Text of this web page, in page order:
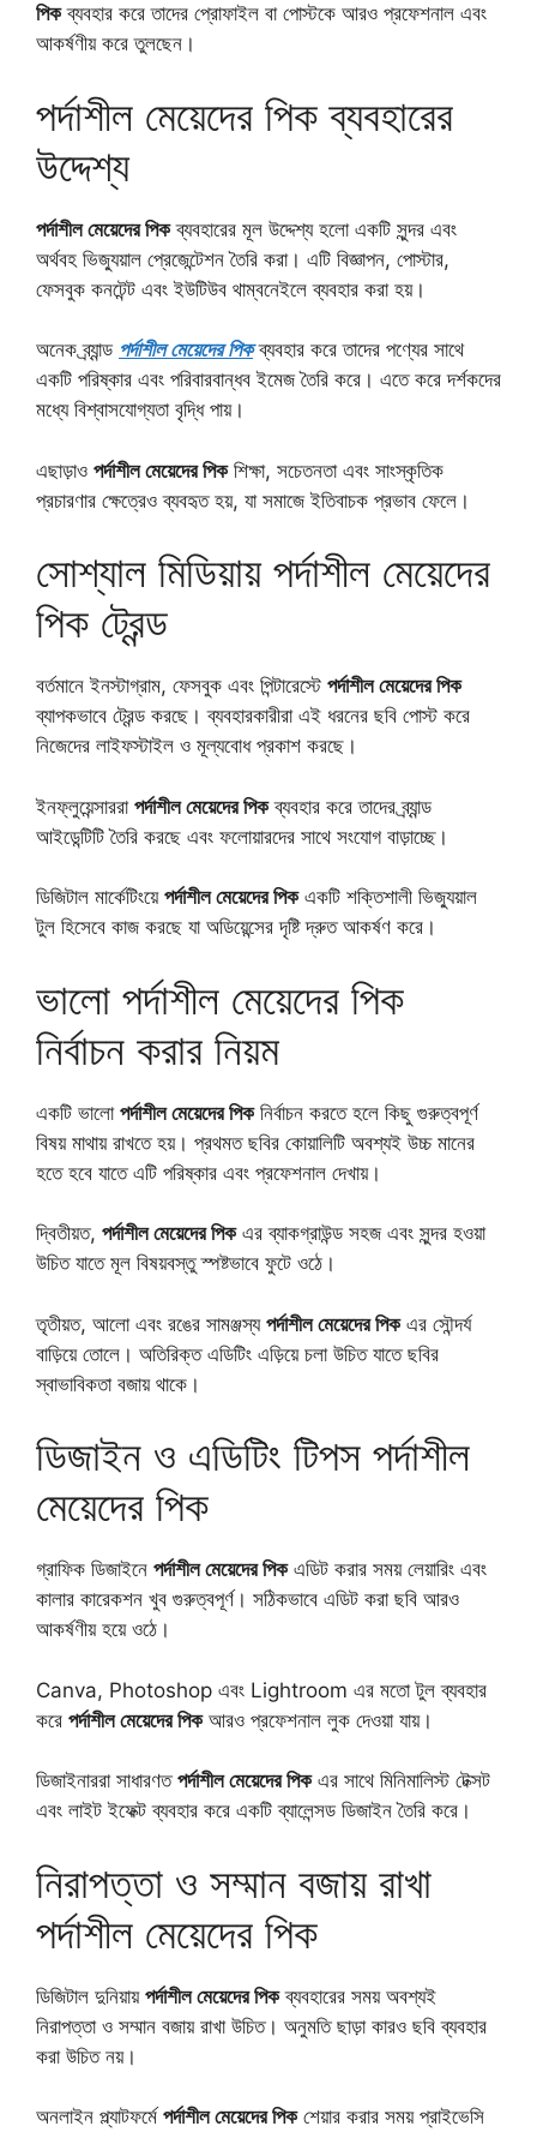
পিকব্যবহার করে তাদের প্রোফাইল বা পোস্টকে আরও প্রফেশনাল এবং
আকর্ষণীয় করে তুলছেন।
পর্দাশীল মেয়েদের পিক ব্যবহারের
উদ্দেশ্য
পর্দাশীল মেয়েদের পিকব্যবহারের মূল উদ্দেশ্য হলো একটি সুন্দর এবং
অর্থবহ ভিজ্যুয়াল প্রেজেন্টেশন তৈরি করা। এটি বিজ্ঞাপন, পোস্টার,
ফেসবুক কনটেন্ট এবং ইউটিউব থাম্বনেইলে ব্যবহার করা হয়।
অনেক ব্র্যান্ড পর্দাশীল মেয়েদের পিকব্যবহার করে তাদের পণ্যের সাথে
একটি পরিষ্কার এবং পরিবারবান্ধব ইমেজ তৈরি করে। এতে করে দর্শকদের
মধ্যে বিশ্বাসযোগ্যতা বৃদ্ধি পায়।
এছাড়াও পর্দাশীল মেয়েদের পিকশিক্ষা, সচেতনতা এবং সাংস্কৃতিক
প্রচারণার ক্ষেত্রেও ব্যবহৃত হয়, যা সমাজে ইতিবাচক প্রভাব ফেলে।
সোশ্যাল মিডিয়ায় পর্দাশীল মেয়েদের
পিক ট্রেন্ড
বর্তমানে ইনস্টাগ্রাম, ফেসবুক এবং পিন্টারেস্টে পর্দাশীল মেয়েদের পিক
ব্যাপকভাবে ট্রেন্ড করছে। ব্যবহারকারীরা এই ধরনের ছবি পোস্ট করে
নিজেদের লাইফস্টাইল ও মূল্যবোধ প্রকাশ করছে।
ইনফ্লুয়েন্সাররা পর্দাশীল মেয়েদের পিকব্যবহার করে তাদের ব্র্যান্ড
আইডেন্টিটি তৈরি করছে এবং ফলোয়ারদের সাথে সংযোগ বাড়াচ্ছে।
ডিজিটাল মার্কেটিংয়ে পর্দাশীল মেয়েদের পিকএকটি শক্তিশালী ভিজ্যুয়াল
টুল হিসেবে কাজ করছে যা অডিয়েন্সের দৃষ্টি দ্রুত আকর্ষণ করে।
ভালো পর্দাশীল মেয়েদের পিক
নির্বাচন করার নিয়ম
একটি ভালো পর্দাশীল মেয়েদের পিকনির্বাচন করতে হলে কিছু গুরুত্বপূর্ণ
বিষয় মাথায় রাখতে হয়। প্রথমত ছবির কোয়ালিটি অবশ্যই উচ্চ মানের
হতে হবে যাতে এটি পরিষ্কার এবং প্রফেশনাল দেখায়।
দ্বিতীয়ত, পর্দাশীল মেয়েদের পিকএর ব্যাকগ্রাউন্ড সহজ এবং সুন্দর হওয়া
উচিত যাতে মূল বিষয়বস্তু স্পষ্টভাবে ফুটে ওঠে।
তৃতীয়ত, আলো এবং রঙের সামঞ্জস্য পর্দাশীল মেয়েদের পিকএর সৌন্দর্য
বাড়িয়ে তোলে। অতিরিক্ত এডিটিং এড়িয়ে চলা উচিত যাতে ছবির
স্বাভাবিকতা বজায় থাকে।
ডিজাইন ও এডিটিং টিপস পর্দাশীল
মেয়েদের পিক
গ্রাফিক ডিজাইনে পর্দাশীল মেয়েদের পিকএডিট করার সময় লেয়ারিং এবং
কালার কারেকশন খুব গুরুত্বপূর্ণ। সঠিকভাবে এডিট করা ছবি আরও
আকর্ষণীয় হয়ে ওঠে।
Canva, Photoshop এবং Lightroom এর মতো টুল ব্যবহার
করে পর্দাশীল মেয়েদের পিকআরও প্রফেশনাল লুক দেওয়া যায়।
ডিজাইনাররা সাধারণত পর্দাশীল মেয়েদের পিকএর সাথে মিনিমালিস্ট টেক্সট
এবং লাইট ইফেক্ট ব্যবহার করে একটি ব্যালেন্সড ডিজাইন তৈরি করে।
নিরাপত্তা ও সম্মান বজায় রাখা
পর্দাশীল মেয়েদের পিক
ডিজিটাল দুনিয়ায় পর্দাশীল মেয়েদের পিকব্যবহারের সময় অবশ্যই
নিরাপত্তা ও সম্মান বজায় রাখা উচিত। অনুমতি ছাড়া কারও ছবি ব্যবহার
করা উচিত নয়।
অনলাইন প্ল্যাটফর্মে পর্দাশীল মেয়েদের পিকশেয়ার করার সময় প্রাইভেসি